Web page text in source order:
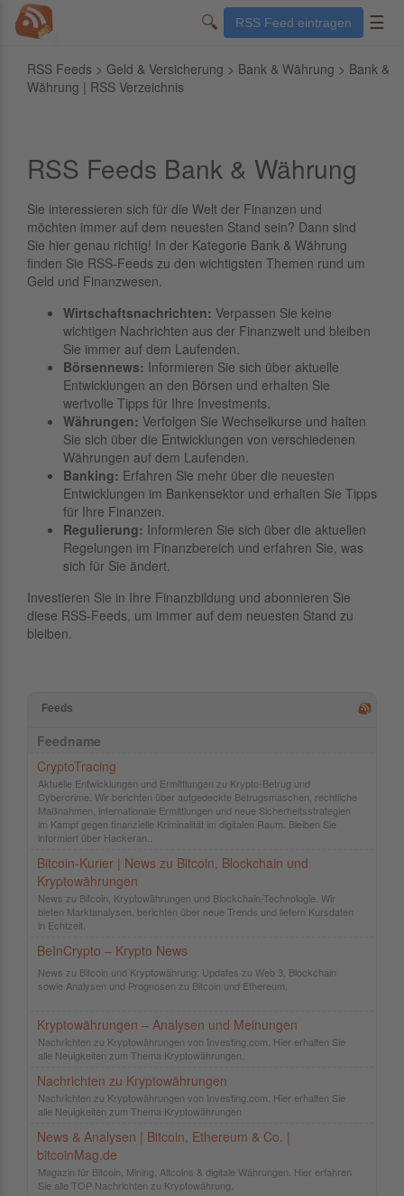
🔍 RSS Feed eintragen ☰
RSS Feeds > Geld & Versicherung > Bank & Währung > Bank &
Währung | RSS Verzeichnis
RSS Feeds Bank & Währung
Sie interessieren sich für die Welt der Finanzen und
möchten immer auf dem neuesten Stand sein? Dann sind
Sie hier genau richtig! In der Kategorie Bank & Währung
finden Sie RSS-Feeds zu den wichtigsten Themen rund um
Geld und Finanzwesen.
Wirtschaftsnachrichten: Verpassen Sie keine
wichtigen Nachrichten aus der Finanzwelt und bleiben
Sie immer auf dem Laufenden.
Börsennews: Informieren Sie sich über aktuelle
Entwicklungen an den Börsen und erhalten Sie
wertvolle Tipps für Ihre Investments.
Währungen: Verfolgen Sie Wechselkurse und halten
Sie sich über die Entwicklungen von verschiedenen
Währungen auf dem Laufenden.
Banking: Erfahren Sie mehr über die neuesten
Entwicklungen im Bankensektor und erhalten Sie Tipps
für Ihre Finanzen.
Regulierung: Informieren Sie sich über die aktuellen
Regelungen im Finanzbereich und erfahren Sie, was
sich für Sie ändert.
Investieren Sie in Ihre Finanzbildung und abonnieren Sie
diese RSS-Feeds, um immer auf dem neuesten Stand zu
bleiben.
Feeds
Feedname
CryptoTracing
Aktuelle Entwicklungen und Ermittlungen zu Krypto-Betrug und
Cybercrime. Wir berichten über aufgedeckte Betrugsmaschen, rechtliche
Maßnahmen, internationale Ermittlungen und neue Sicherheitsstrategien
im Kampf gegen finanzielle Kriminalität im digitalen Raum. Bleiben Sie
informiert über Hackeran..
Bitcoin-Kurier | News zu Bitcoin, Blockchain und
Kryptowährungen
News zu Bitcoin, Kryptowährungen und Blockchain-Technologie. Wir
bieten Marktanalysen, berichten über neue Trends und liefern Kursdaten
in Echtzeit.
BeInCrypto – Krypto News
News zu Bitcoin und Kryptowährung: Updates zu Web 3, Blockchain
sowie Analysen und Prognosen zu Bitcoin und Ethereum.
Kryptowährungen – Analysen und Meinungen
Nachrichten zu Kryptowährungen von Investing.com. Hier erhalten Sie
alle Neuigkeiten zum Thema Kryptowährungen.
Nachrichten zu Kryptowährungen
Nachrichten zu Kryptowährungen von Investing.com. Hier erhalten Sie
alle Neuigkeiten zum Thema Kryptowährungen
News & Analysen | Bitcoin, Ethereum & Co. |
bitcoinMag.de
Magazin für Bitcoin, Mining, Altcoins & digitale Währungen. Hier erfahren
Sie alle TOP Nachrichten zu Kryptowährung.